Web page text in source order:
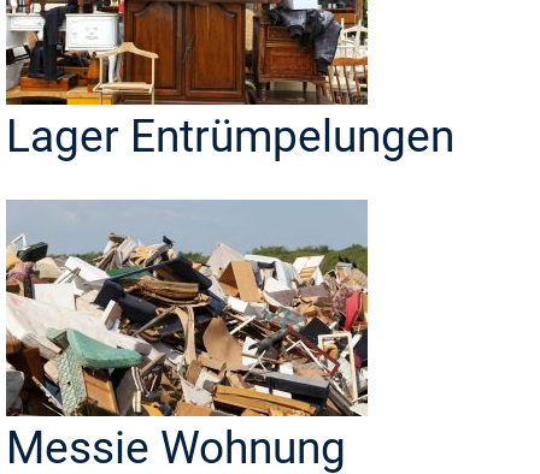
Lager Entrümpelungen
Messie Wohnung